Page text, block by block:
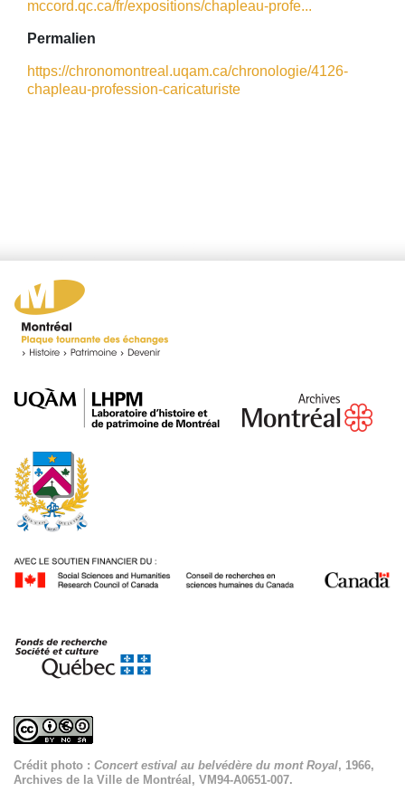
mccord.qc.ca/fr/expositions/chapleau-profe...
Permalien
https://chronomontreal.uqam.ca/chronologie/4126-
chapleau-profession-caricaturiste
Crédit photo : Concert estival au belvédère du mont Royal, 1966,
Archives de la Ville de Montréal, VM94-A0651-007.